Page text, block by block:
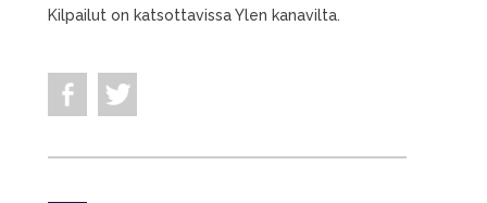
Kilpailut on katsottavissa Ylen kanavilta.